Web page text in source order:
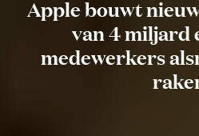
Apple bouwt
van 4 miljard
medewerkers